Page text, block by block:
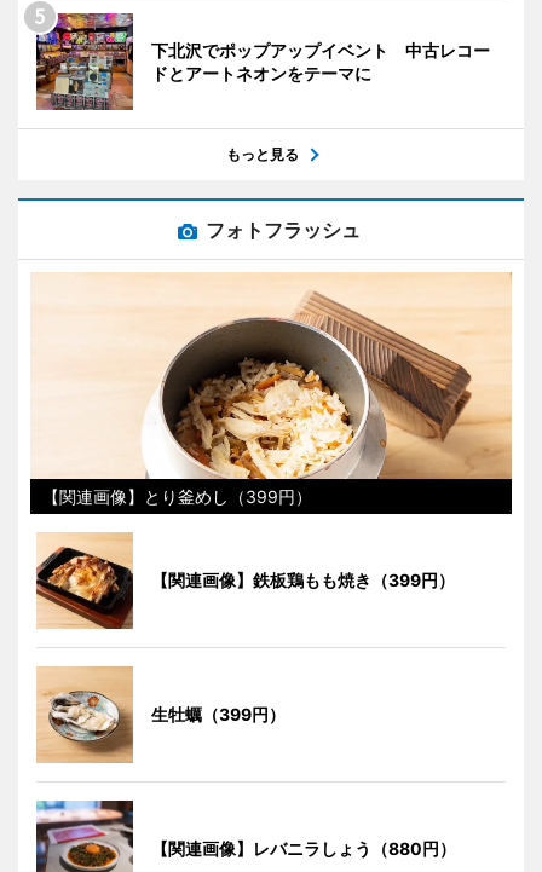
下北沢でポップアップイベント 中古レコー
ドとアートネオンをテーマに
もっと見る
フォトフラッシュ
【関連画像】とり釜めし（399円）
【関連画像】鉄板鶏もも焼き（399円）
生牡蠣（399円）
【関連画像】レバニラしょう（880円）